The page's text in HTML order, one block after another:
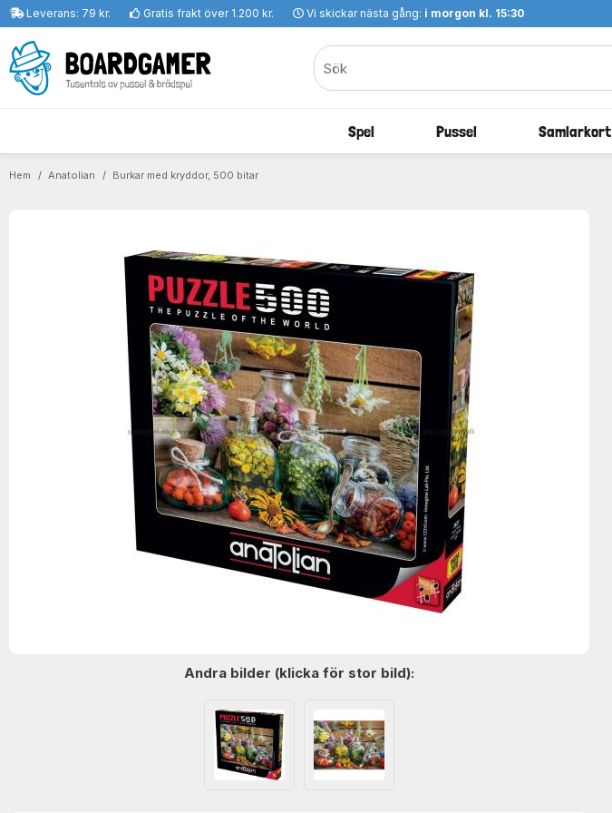
Leverans: 79 kr. Gratis frakt över 1.200 kr. Vi skickar nästa gång: i morgon kl. 15:30
Spel Pussel Samlarkort
Hem Anatolian Burkar med kryddor, 500 bitar
Andra bilder (klicka för stor bild):